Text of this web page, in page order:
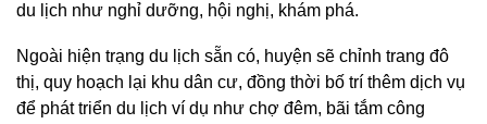
du lịch như nghỉ dưỡng, hội nghị, khám phá.
Ngoài hiện trạng du lịch sẵn có, huyện sẽ chỉnh trang đô
thị, quy hoạch lại khu dân cư, đồng thời bố trí thêm dịch vụ
để phát triển du lịch ví dụ như chợ đêm, bãi tắm công